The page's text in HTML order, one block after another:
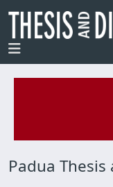
Padua